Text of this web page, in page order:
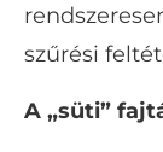
szűrési
A „süti”